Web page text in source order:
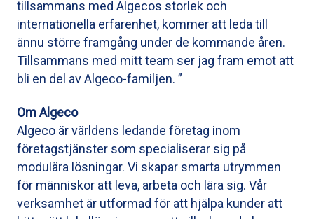
tillsammans med Algecos storlek och
internationella erfarenhet, kommer att leda till
ännu större framgång under de kommande åren.
Tillsammans med mitt team ser jag fram emot att
bli en del av Algeco-familjen. ”
Om Algeco
Algeco är världens ledande företag inom
företagstjänster som specialiserar sig på
modulära lösningar. Vi skapar smarta utrymmen
för människor att leva, arbeta och lära sig. Vår
verksamhet är utformad för att hjälpa kunder att